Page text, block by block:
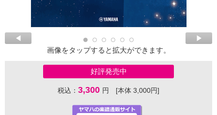
画像をタップすると拡大ができます。
好評発売中
税込： 3,300 円 [本体 3,000円]